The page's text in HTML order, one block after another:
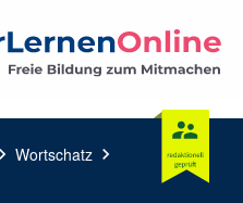
chevron_right Wortschatz chevron_right